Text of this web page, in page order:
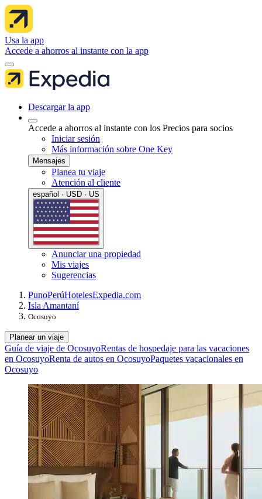
Usa la app
Accede a ahorros al instante con la app
Descargar la app
Accede a ahorros al instante con los Precios para socios
Iniciar sesión
Más información sobre One Key
Mensajes
Planea tu viaje
Atención al cliente
español · USD · US
Anunciar una propiedad
Mis viajes
Sugerencias
PunoPerúHotelesExpedia.com
Isla Amantaní
Ocosuyo
Planear un viaje
Guía de viaje de OcosuyoRentas de hospedaje para las vacaciones
en OcosuyoRenta de autos en OcosuyoPaquetes vacacionales en
Ocosuyo